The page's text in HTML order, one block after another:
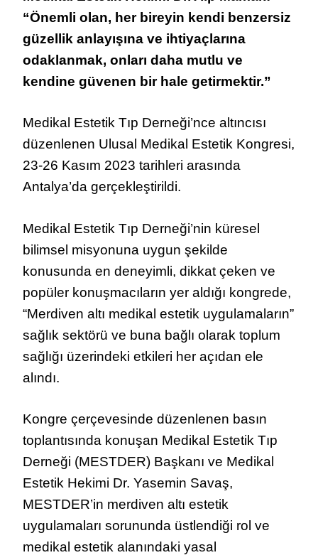
“Önemli olan, her bireyin kendi benzersiz
güzellik anlayışına ve ihtiyaçlarına
odaklanmak, onları daha mutlu ve
kendine güvenen bir hale getirmektir.”
Medikal Estetik Tıp Derneği’nce altıncısı
düzenlenen Ulusal Medikal Estetik Kongresi,
23-26 Kasım 2023 tarihleri arasında
Antalya’da gerçekleştirildi.
Medikal Estetik Tıp Derneği’nin küresel
bilimsel misyonuna uygun şekilde
konusunda en deneyimli, dikkat çeken ve
popüler konuşmacıların yer aldığı kongrede,
“Merdiven altı medikal estetik uygulamaların”
sağlık sektörü ve buna bağlı olarak toplum
sağlığı üzerindeki etkileri her açıdan ele
alındı.
Kongre çerçevesinde düzenlenen basın
toplantısında konuşan Medikal Estetik Tıp
Derneği (MESTDER) Başkanı ve Medikal
Estetik Hekimi Dr. Yasemin Savaş,
MESTDER’in merdiven altı estetik
uygulamaları sorununda üstlendiği rol ve
medikal estetik alanındaki yasal